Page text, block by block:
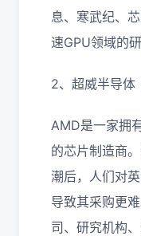
息、寒武纪、
速GPU领域的研
2、超威半导体
AMD是一家拥
的芯片制造商
潮后，人们对
导致其采购更
司、研究机构